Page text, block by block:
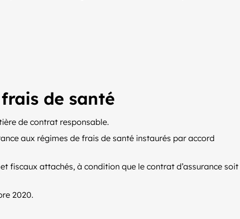
de santé
de contrat responsable.
aux régimes de frais de santé instaurés par accord
fiscaux attachés, à condition que le contrat d’assurance soit
2020.